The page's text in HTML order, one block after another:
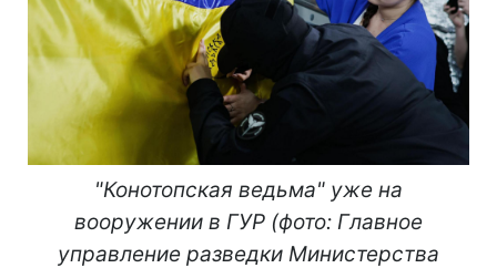
"Конотопская ведьма" уже на
вооружении в ГУР (фото: Главное
управление разведки Министерства